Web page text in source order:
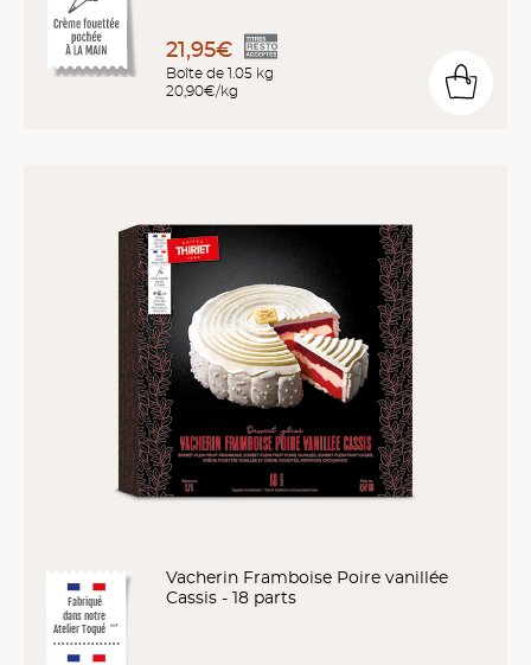
21,95€
Boîte de 1.05 kg
20,90€/kg
Fabriqué
dans notre
Atelier Toqué ™*
Vacherin Framboise Poire vanillée
Cassis - 18 parts